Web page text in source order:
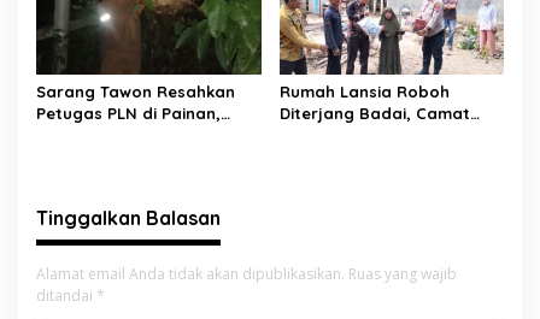
Sarang Tawon Resahkan
Petugas PLN di Painan,
Rumah Lansia Roboh
Diterjang Badai, Camat
Tinggalkan Balasan
Alamat email Anda tidak akan dipublikasikan. Ruas yang wajib
ditandai *